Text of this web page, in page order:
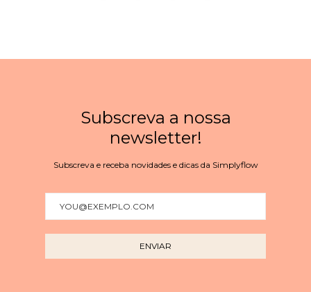
Subscreva a nossa
newsletter!
Subscreva e receba novidades e dicas da Simplyflow